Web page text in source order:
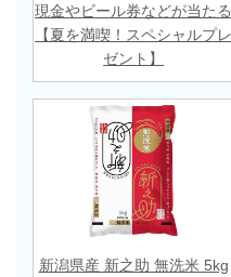
現金やビール券などが当たる
【夏を満喫！スペシャルプレ
ゼント】
新潟県産 新之助 無洗米 5kg